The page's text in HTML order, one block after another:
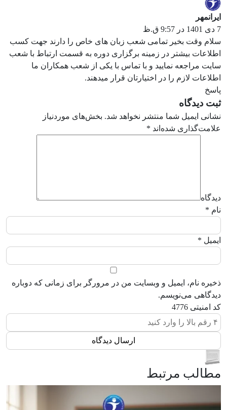
ایرانمهر
7 دی 1401 در 9:57 ق.ظ
سلام وقت بخیر تمامی شعب زبان های خاص را دارند جهت کسب
اطلاعات بیشتر در زمینه برگزاری دوره به قسمت ارتباط با شعب
سایت مراجعه نمایید و با تماس با یکی از شعب همکاران ما
اطلاعات لازم را در اختیارتان قرار میدهند.
پاسخ
ثبت دیدگاه
نشانی ایمیل شما منتشر نخواهد شد. بخش‌های موردنیاز
علامت‌گذاری شده‌اند *
دیدگاه
نام *
ایمیل *
ذخیره نام، ایمیل و وبسایت من در مرورگر برای زمانی که دوباره
دیدگاهی می‌نویسم.
کد امنیتی 4776
مطالب مرتبط